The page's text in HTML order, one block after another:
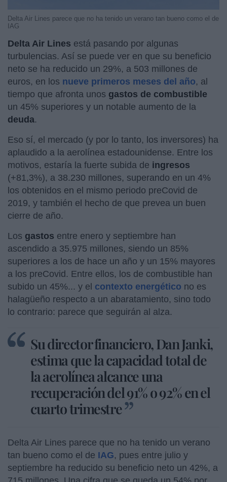
Delta Air Lines parece que no ha tenido un verano tan bueno como el de
IAG
Delta Air Lines está pasando por algunas
turbulencias. Así se puede ver en que su beneficio
neto se ha reducido un 29%, a 503 millones de
euros, en los nueve primeros meses del año, al
tiempo que afronta unos gastos de combustible
un 45% superiores y un notable aumento de la
deuda.
Eso sí, el mercado (y por lo tanto, los inversores) ha
aplaudido a la aerolínea estadounidense. Entre los
motivos, estaría la fuerte subida de ingresos
(+81,3%), a 38.230 millones, superando en un 4%
los obtenidos en el mismo periodo preCovid de
2019, y también el hecho de que prevea un buen
cierre de año.
Los gastos entre enero y septiembre han
ascendido a 35.975 millones, siendo un 85%
superiores a los de hace un año y un 15% mayores
a los preCovid. Entre ellos, los de combustible han
subido un 45%... y el contexto energético no es
halagüeño respecto a un abaratamiento, sino todo
lo contrario: parece que seguirán al alza.
Su director financiero, Dan Janki,
estima que la capacidad total de
la aerolínea alcance una
recuperación del 91% o 92% en el
cuarto trimestre
Delta Air Lines parece que no ha tenido un verano
tan bueno como el de IAG, pues entre julio y
septiembre ha reducido su beneficio neto un 42%, a